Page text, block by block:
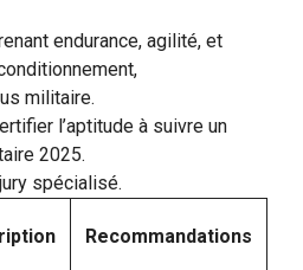
endurance, agilité, et
militaire.
l’aptitude à suivre un
2025.
spécialisé.
Recommandations